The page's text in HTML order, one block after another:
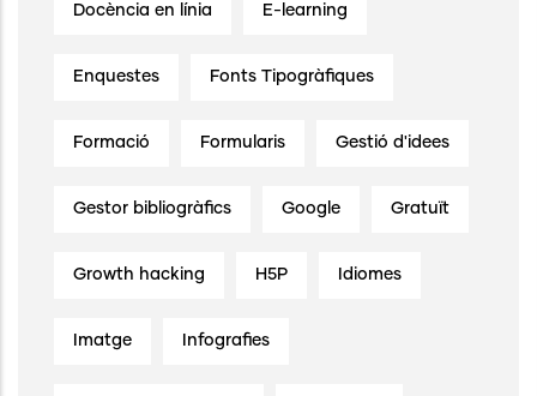
Docència en línia E-learning
Enquestes Fonts Tipogràfiques
Formació Formularis Gestió d'idees
Gestor bibliogràfics Google Gratuït
Growth hacking H5P Idiomes
Imatge Infografies